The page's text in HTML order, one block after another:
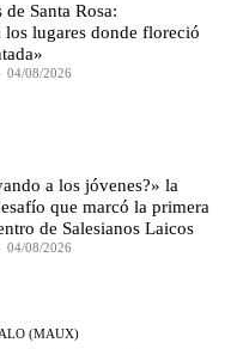
de Santa Rosa:
los lugares donde floreció
04/08/2026
a los jóvenes?» la
que marcó la primera
de Salesianos Laicos
04/08/2026
(MAUX)